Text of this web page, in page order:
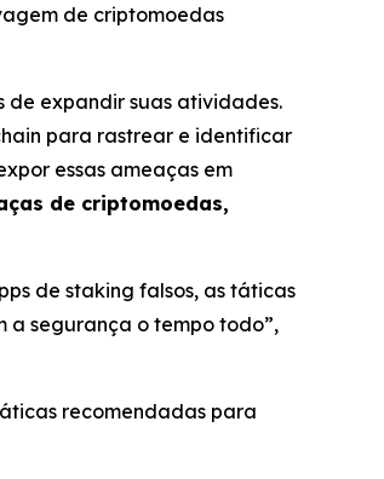
de criptomoedas
de expandir suas atividades.
para rastrear e identificar
essas ameaças em
de criptomoedas,
de staking falsos, as táticas
a segurança o tempo todo”,
recomendadas para